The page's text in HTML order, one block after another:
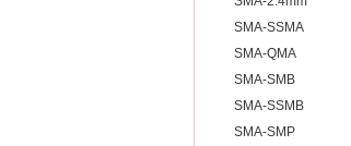
SMA-SSMA
SMA-QMA
SMA-SMB
SMA-SSMB
SMA-SMP